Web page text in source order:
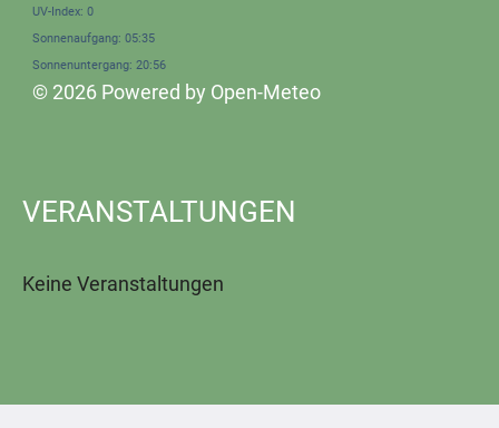
UV-Index: 0
Sonnenaufgang: 05:35
Sonnenuntergang: 20:56
© 2026 Powered by Open-Meteo
VERANSTALTUNGEN
Keine Veranstaltungen